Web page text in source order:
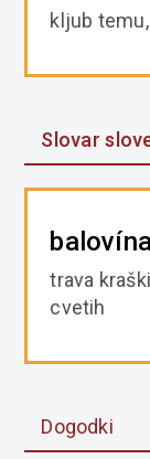
kljub
Slovar
trava
cvetih
Dogodki